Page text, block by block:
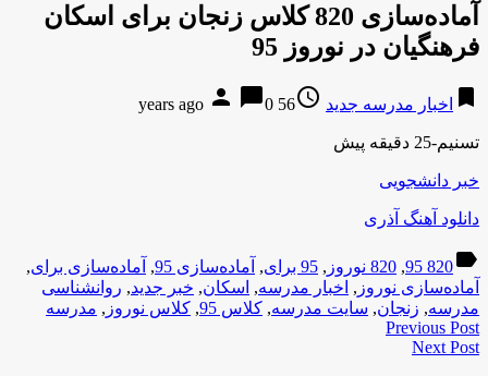
آماده‌سازی 820 کلاس زنجان برای اسکان
فرهنگیان در نوروز 95
bookmark اخبار مدرسه جدید access_time
56 years ago
person chat_bubble0
تسنیم-25 دقیقه پیش
خبر دانشجویی
دانلود آهنگ آذری
label
820 95
, 820 نوروز , 95 برای , آماده‌سازی 95 , آماده‌سازی برای,
آماده‌سازی نوروز , اخبار مدرسه, اسکان, خبر جدید, روانشناسی
مدرسه, زنجان, سایت مدرسه, کلاس 95 , کلاس نوروز , مدرسه
Previous Post
Next Post